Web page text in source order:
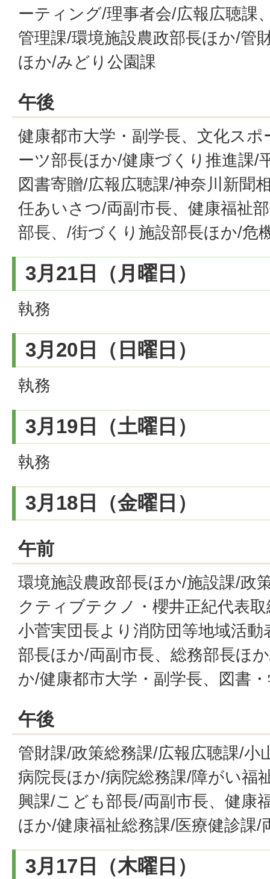
ーティング/理事者会/広報広聴課
管理課/環境施設農政部長ほか/管
ほか/みどり公園課
午後
健康都市大学・副学長、文化ス
ーツ部長ほか/健康づくり推進課/
図書寄贈/広報広聴課/神奈川新聞
任あいさつ/両副市長、健康福祉
部長、/街づくり施設部長ほか/危
3月21日（月曜日）
執務
3月20日（日曜日）
執務
3月19日（土曜日）
執務
3月18日（金曜日）
午前
環境施設農政部長ほか/施設課/政
クティブテクノ・櫻井正紀代表
小菅実団長より消防団等地域活
部長ほか/両副市長、総務部長ほ
か/健康都市大学・副学長、図書
午後
管財課/政策総務課/広報広聴課/小
病院長ほか/病院総務課/障がい福
興課/こども部長/両副市長、健康
ほか/健康福祉総務課/医療健診課/
3月17日（木曜日）